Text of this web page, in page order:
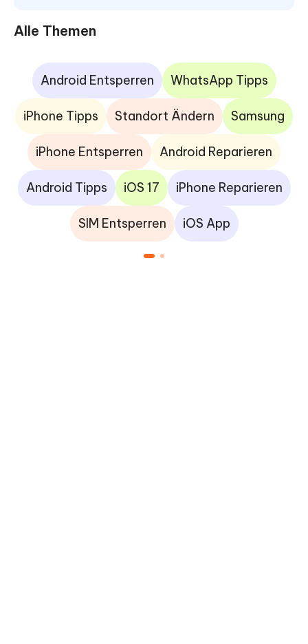
Alle Themen
Android Entsperren WhatsApp Tipps
iPhone Tipps Standort Ändern Samsung
iPhone Entsperren Android Reparieren
Android Tipps iOS 17 iPhone Reparieren
SIM Entsperren iOS App